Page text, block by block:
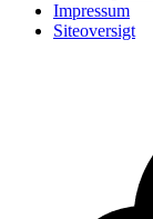
Impressum
Siteoversigt